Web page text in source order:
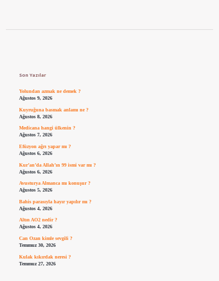
Son Yazılar
Yolundan azmak ne demek ?
Ağustos 9, 2026
Kuyruğuna basmak anlamı ne ?
Ağustos 8, 2026
Medicana hangi ülkenin ?
Ağustos 7, 2026
Efüzyon ağrı yapar mı ?
Ağustos 6, 2026
Kur’an’da Allah’ın 99 ismi var mı ?
Ağustos 6, 2026
Avusturya Almanca mı konuşur ?
Ağustos 5, 2026
Bahis parasıyla hayır yapılır mı ?
Ağustos 4, 2026
Altın AO2 nedir ?
Ağustos 4, 2026
Can Ozan kimle sevgili ?
Temmuz 30, 2026
Kulak kıkırdak neresi ?
Temmuz 27, 2026